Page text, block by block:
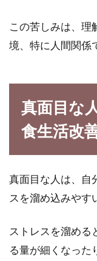
この苦しみは、理
境、特に人間関係
真面目な
食生活改
真面目な人は、自
スを溜め込みやす
ストレスを溜める
る量が細くなった